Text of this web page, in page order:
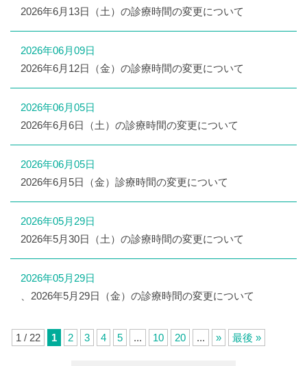
2026年6月13日（土）の診療時間の変更について
2026年06月09日
2026年6月12日（金）の診療時間の変更について
2026年06月05日
2026年6月6日（土）の診療時間の変更について
2026年06月05日
2026年6月5日（金）診療時間の変更について
2026年05月29日
2026年5月30日（土）の診療時間の変更について
2026年05月29日
、2026年5月29日（金）の診療時間の変更について
1 / 22 1 2 3 4 5 ... 10 20 ... » 最後 »